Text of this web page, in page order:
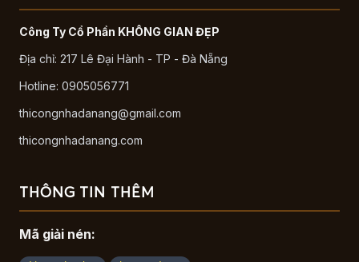
Công Ty Cổ Phần KHÔNG GIAN ĐẸP
Địa chỉ: 217 Lê Đại Hành - TP - Đà Nẵng
Hotline: 0905056771
thicongnhadanang@gmail.com
thicongnhadanang.com
THÔNG TIN THÊM
Mã giải nén: